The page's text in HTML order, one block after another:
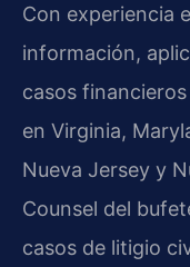
Con experiencia
información,
casos
en Virginia,
Nueva Jersey y
Counsel del
casos de litigio